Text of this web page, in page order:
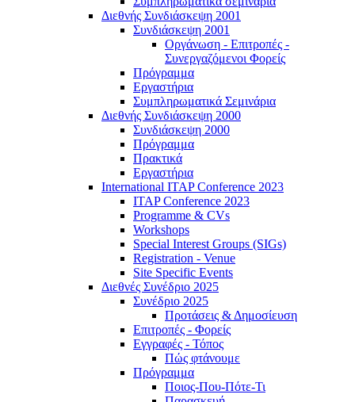
Διεθνής Συνδιάσκεψη 2001
Συνδιάσκεψη 2001
Οργάνωση - Επιτροπές -
Συνεργαζόμενοι Φορείς
Πρόγραμμα
Εργαστήρια
Συμπληρωματικά Σεμινάρια
Διεθνής Συνδιάσκεψη 2000
Συνδιάσκεψη 2000
Πρόγραμμα
Πρακτικά
Εργαστήρια
International ITAP Conference 2023
ITAP Conference 2023
Programme & CVs
Workshops
Special Interest Groups (SIGs)
Registration - Venue
Site Specific Events
Διεθνές Συνέδριο 2025
Συνέδριο 2025
Προτάσεις & Δημοσίευση
Επιτροπές - Φορείς
Εγγραφές - Τόπος
Πώς φτάνουμε
Πρόγραμμα
Ποιος-Που-Πότε-Τι